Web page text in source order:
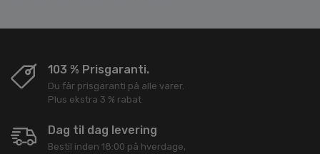
103 % Prisgaranti.
Du får prisgaranti på alle varer.
Plus ekstra 3 % rabat
Dag til dag levering
Bestil inden 18:00 på hverdage,